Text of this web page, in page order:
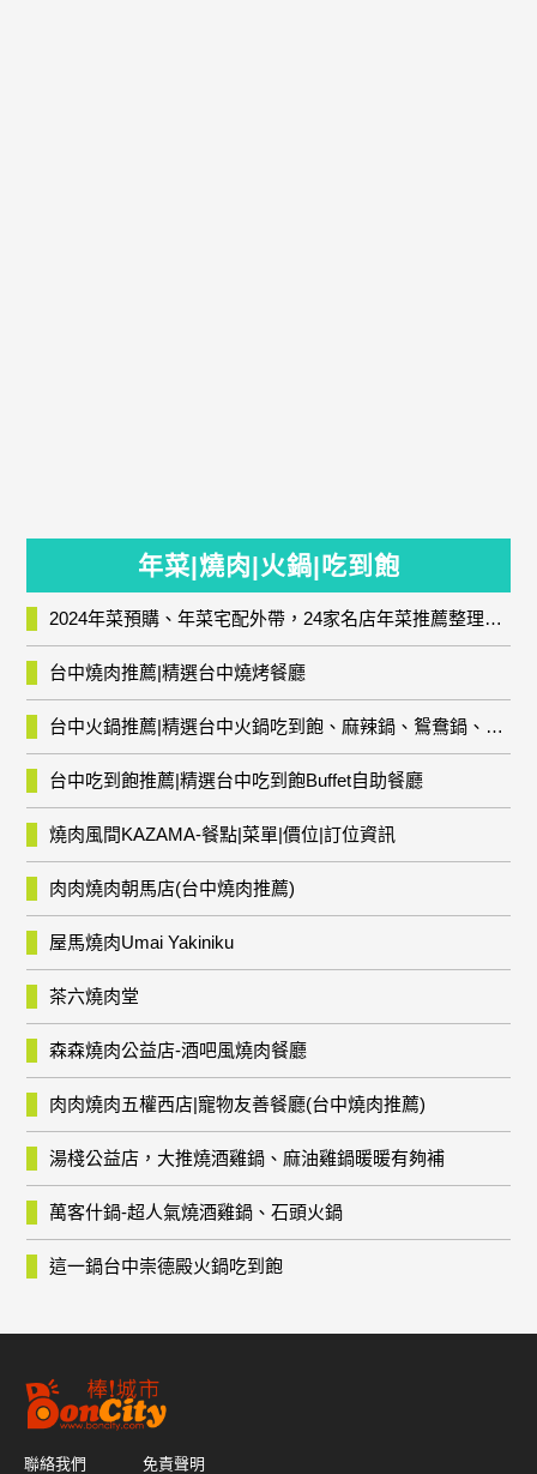
年菜|燒肉|火鍋|吃到飽
2024年菜預購、年菜宅配外帶，24家名店年菜推薦整理，圍爐輕鬆上菜團圓趣
台中燒肉推薦|精選台中燒烤餐廳
台中火鍋推薦|精選台中火鍋吃到飽、麻辣鍋、鴛鴦鍋、石頭火鍋、酸菜白肉鍋、海鮮鍋、燒酒雞、麻油雞、壽喜燒等熱門人氣火鍋店!
台中吃到飽推薦|精選台中吃到飽Buffet自助餐廳
燒肉風間KAZAMA-餐點|菜單|價位|訂位資訊
肉肉燒肉朝馬店(台中燒肉推薦)
屋馬燒肉Umai Yakiniku
茶六燒肉堂
森森燒肉公益店-酒吧風燒肉餐廳
肉肉燒肉五權西店|寵物友善餐廳(台中燒肉推薦)
湯棧公益店，大推燒酒雞鍋、麻油雞鍋暖暖有夠補
萬客什鍋-超人氣燒酒雞鍋、石頭火鍋
這一鍋台中崇德殿火鍋吃到飽
聯絡我們 免責聲明